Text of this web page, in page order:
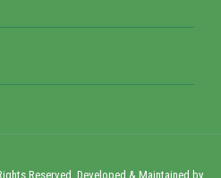
Reserved. Developed & Maintained by